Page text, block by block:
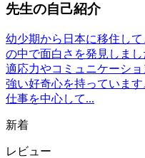
先生の自己紹介
幼少期から日本に移住し
の中で面白さを発見しまし
適応力やコミュニケーシ
強い好奇心を持っていま
仕事を中心して...
新着
レビュー